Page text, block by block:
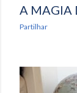
A MAGIA
Partilhar